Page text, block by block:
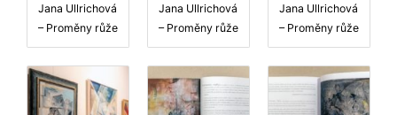
Jana Ullrichová
– Proměny růže
Jana Ullrichová
– Proměny růže
Jana Ullrichová
– Proměny růže